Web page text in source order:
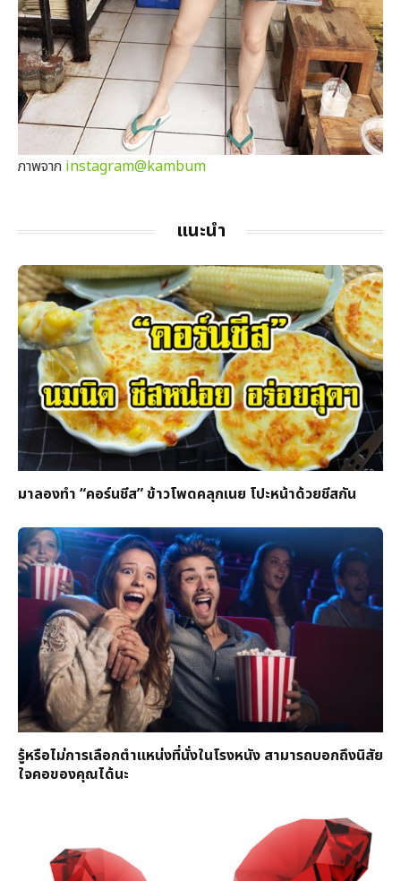
ภาพจาก instagram@kambum
แนะนำ
มาลองทำ “คอร์นชีส” ข้าวโพดคลุกเนย โปะหน้าด้วยชีสกัน
รู้หรือไม่การเลือกตำแหน่งที่นั่งในโรงหนัง สามารถบอกถึงนิสัย
ใจคอของคุณได้นะ